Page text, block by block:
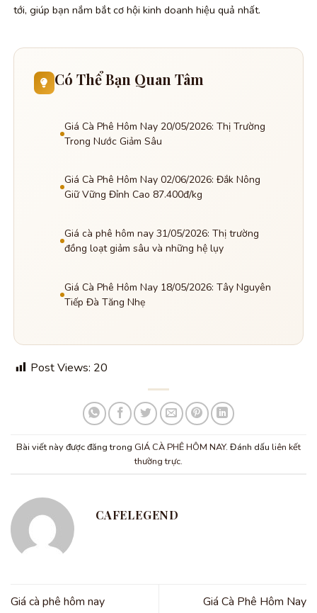
tới, giúp bạn nắm bắt cơ hội kinh doanh hiệu quả nhất.
Có Thể Bạn Quan Tâm
Giá Cà Phê Hôm Nay 20/05/2026: Thị Trường
Trong Nước Giảm Sâu
Giá Cà Phê Hôm Nay 02/06/2026: Đắk Nông
Giữ Vững Đỉnh Cao 87.400đ/kg
Giá cà phê hôm nay 31/05/2026: Thị trường
đồng loạt giảm sâu và những hệ lụy
Giá Cà Phê Hôm Nay 18/05/2026: Tây Nguyên
Tiếp Đà Tăng Nhẹ
Post Views: 20
Bài viết này được đăng trong GIÁ CÀ PHÊ HÔM NAY. Đánh dấu liên kết
thường trực.
CAFELEGEND
Giá cà phê hôm nay
Giá Cà Phê Hôm Nay